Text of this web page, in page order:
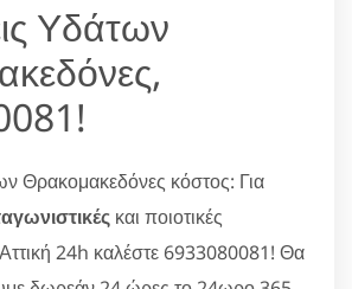
Υδάτων
Θρακομακεδόνες κόστος: Για
και ποιοτικές
24h καλέστε 6933080081! Θα